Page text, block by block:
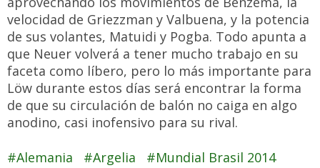
velocidad de Griezzman y Valbuena, y la potencia
de sus volantes, Matuidi y Pogba. Todo apunta a
que Neuer volverá a tener mucho trabajo en su
faceta como líbero, pero lo más importante para
Löw durante estos días será encontrar la forma
de que su circulación de balón no caiga en algo
anodino, casi inofensivo para su rival.
Alemania Argelia Mundial Brasil 2014